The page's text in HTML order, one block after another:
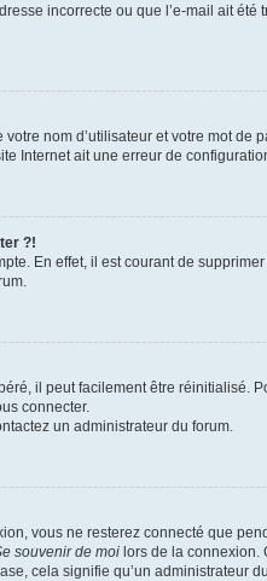
incorrecte ou que l’e-mail ait
nom d’utilisateur et votre mot
Internet ait une erreur de
?!
En effet, il est courant de
il peut facilement être réinitialisé.
connecter.
un administrateur du forum.
vous ne resterez connecté que
souvenir de moi lors de la connexion.
cela signifie qu’un administrateur